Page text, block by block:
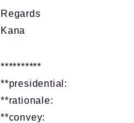
Regards
Kana
**********
**presidential:
**rationale:
**convey: